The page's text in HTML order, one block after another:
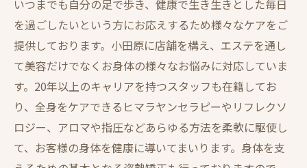
いつまでも自分の足で歩き、健康で生き生きとした毎日
を過ごしたいという方にお応えするため様々なケアをご
提供しております。小田原に店舗を構え、エステを通し
て美容だけでなくお身体の様々なお悩みに対応していま
す。20年以上のキャリアを持つスタッフも在籍してお
り、全身をケアできるヒマラヤンセラピーやリフレクソ
ロジー、アロマや指圧などあらゆる方法を柔軟に駆使し
て、お客様の身体を健康に導いてまいります。身体を支